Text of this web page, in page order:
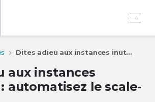
Dites adieu aux instances inut...
aux instances
automatisez le scale-